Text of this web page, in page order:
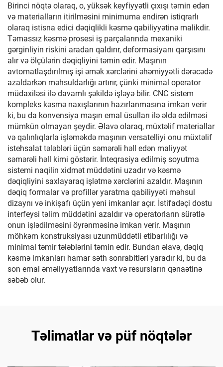
Birinci nöqtə olaraq, o, yüksək keyfiyyətli çıxışı təmin edən
və materialların itirilməsini minimuma endirən istiqrarlı
olaraq istisna edici dəqiqlikli kəsmə qabiliyyətinə malikdir.
Təmassız kəsmə prosesi iş parçalarında mexaniki
gərginliyin riskini aradan qaldırır, deformasiyanı qarşısını
alır və ölçülərin dəqiqliyini təmin edir. Maşının
avtomatlaşdırılmış işi əmək xərclərini əhəmiyyətli dərəcədə
azaldarkən məhsuldarlığı artırır, çünki minimal operator
müdaxiləsi ilə davamlı şəkildə işləyə bilir. CNC sistem
kompleks kəsmə naxışlarının hazırlanmasına imkan verir
ki, bu da konvensiya maşın emal üsulları ilə əldə edilməsi
mümkün olmayan şeydir. Əlavə olaraq, müxtəlif materiallar
və qalınlıqlarla işləməkdə maşının versatelliyi onu müxtəlif
istehsalat tələbləri üçün səmərəli həll edən maliyyət
səmərəli həll kimi göstərir. İnteqrasiya edilmiş soyutma
sistemi naqilin xidmət müddətini uzadır və kəsmə
dəqiqliyini saxlayaraq işlətmə xərclərini azaldır. Maşının
dəqiq formalar və profillər yaratma qabiliyyəti məhsul
dizaynı və inkişafı üçün yeni imkanlar açır. İstifadəçi dostu
interfeysi təlim müddətini azaldır və operatorların sürətlə
onun işlədilməsini öyrənməsinə imkan verir. Maşının
möhkəm konstruksiyası uzunmüddətli etibarlılığı və
minimal təmir tələblərini təmin edir. Bundan əlavə, dəqiq
kəsmə imkanları hamar səth sonrabitləri yaradır ki, bu da
son emal əməliyyatlarında vaxt və resursların qənaətinə
səbəb olur.
Təlimatlar və püf nöqtələr